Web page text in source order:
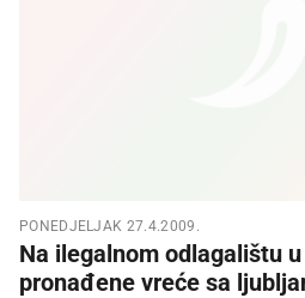
PONEDJELJAK 27.4.2009.
Na ilegalnom odlagalištu
pronađene vreće sa